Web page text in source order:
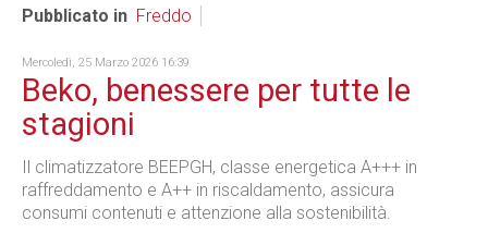
Pubblicato in Freddo
Mercoledì, 25 Marzo 2026 16:39
Beko, benessere per tutte le
stagioni
Il climatizzatore BEEPGH, classe energetica A+++ in
raffreddamento e A++ in riscaldamento, assicura
consumi contenuti e attenzione alla sostenibilità.